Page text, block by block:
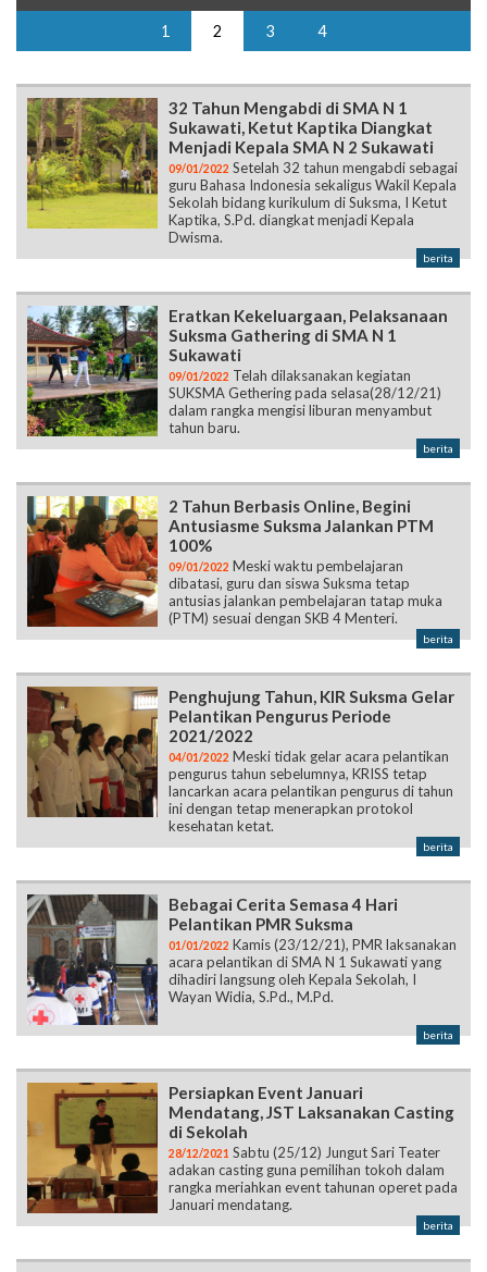
1 2 3 4
32 Tahun Mengabdi di SMA N 1
Sukawati, Ketut Kaptika Diangkat
Menjadi Kepala SMA N 2 Sukawati
09/01/2022 Setelah 32 tahun mengabdi sebagai
guru Bahasa Indonesia sekaligus Wakil Kepala
Sekolah bidang kurikulum di Suksma, I Ketut
Kaptika, S.Pd. diangkat menjadi Kepala
Dwisma.
berita
Eratkan Kekeluargaan, Pelaksanaan
Suksma Gathering di SMA N 1
Sukawati
09/01/2022 Telah dilaksanakan kegiatan
SUKSMA Gethering pada selasa(28/12/21)
dalam rangka mengisi liburan menyambut
tahun baru.
berita
2 Tahun Berbasis Online, Begini
Antusiasme Suksma Jalankan PTM
100%
09/01/2022 Meski waktu pembelajaran
dibatasi, guru dan siswa Suksma tetap
antusias jalankan pembelajaran tatap muka
(PTM) sesuai dengan SKB 4 Menteri.
berita
Penghujung Tahun, KIR Suksma Gelar
Pelantikan Pengurus Periode
2021/2022
04/01/2022 Meski tidak gelar acara pelantikan
pengurus tahun sebelumnya, KRISS tetap
lancarkan acara pelantikan pengurus di tahun
ini dengan tetap menerapkan protokol
kesehatan ketat.
berita
Bebagai Cerita Semasa 4 Hari
Pelantikan PMR Suksma
01/01/2022 Kamis (23/12/21), PMR laksanakan
acara pelantikan di SMA N 1 Sukawati yang
dihadiri langsung oleh Kepala Sekolah, I
Wayan Widia, S.Pd., M.Pd.
berita
Persiapkan Event Januari
Mendatang, JST Laksanakan Casting
di Sekolah
28/12/2021 Sabtu (25/12) Jungut Sari Teater
adakan casting guna pemilihan tokoh dalam
rangka meriahkan event tahunan operet pada
Januari mendatang.
berita